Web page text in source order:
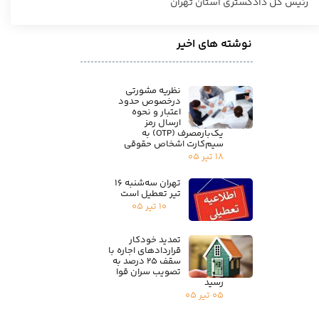
نوشته های اخیر
نظریه مشورتی
درخصوص حدود
اعتبار و نحوه
ارسال رمز
یک‌بارمصرف (OTP) به
سیم‌کارت اشخاص حقوقی
۱۸ تیر ۰۵
تهران سه‌شنبه ۱۶
تیر تعطیل است
۱۰ تیر ۰۵
تمدید خودکار
قراردادهای اجاره با
سقف ۲۵ درصد به
تصویب سران قوا
رسید
۰۵ تیر ۰۵